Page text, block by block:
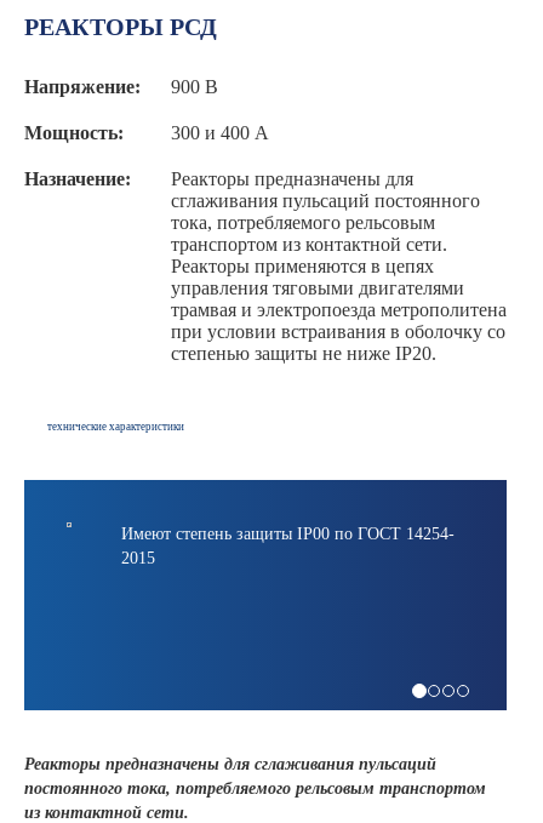
РЕАКТОРЫ РСД
Напряжение: 900 В
Мощность: 300 и 400 А
Назначение:
Реакторы предназначены для
сглаживания пульсаций постоянного
тока, потребляемого рельсовым
транспортом из контактной сети.
Реакторы применяются в цепях
управления тяговыми двигателями
трамвая и электропоезда метрополитена
при условии встраивания в оболочку со
степенью защиты не ниже IP20.
технические характеристики
Имеют степень защиты IP00 по ГОСТ 14254-
2015
Реакторы предназначены для сглаживания пульсаций
постоянного тока, потребляемого рельсовым транспортом
из контактной сети.